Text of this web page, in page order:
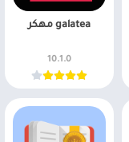
galatea مهكر
10.1.0